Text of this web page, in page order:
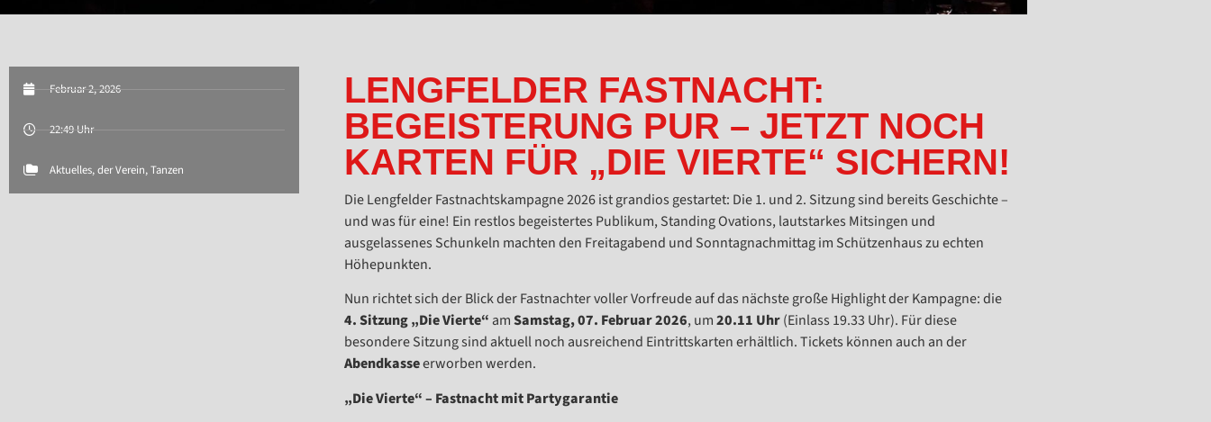
Februar 2, 2026
22:49 Uhr
Aktuelles,der Verein,Tanzen
LENGFELDER FASTNACHT:
BEGEISTERUNG PUR – JETZT NOCH
KARTEN FÜR „DIE VIERTE“ SICHERN!
Die Lengfelder Fastnachtskampagne 2026 ist grandios gestartet: Die 1. und 2. Sitzung sind bereits Geschichte –
und was für eine! Ein restlos begeistertes Publikum, Standing Ovations, lautstarkes Mitsingen und
ausgelassenes Schunkeln machten den Freitagabend und Sonntagnachmittag im Schützenhaus zu echten
Höhepunkten.
Nun richtet sich der Blick der Fastnachter voller Vorfreude auf das nächste große Highlight der Kampagne: die
4. Sitzung „Die Vierte“ amSamstag, 07. Februar 2026, um20.11 Uhr(Einlass 19.33 Uhr). Für diese
besondere Sitzung sind aktuell noch ausreichend Eintrittskarten erhältlich. Tickets können auch an der
Abendkasseerworben werden.
„Die Vierte“ – Fastnacht mit Partygarantie